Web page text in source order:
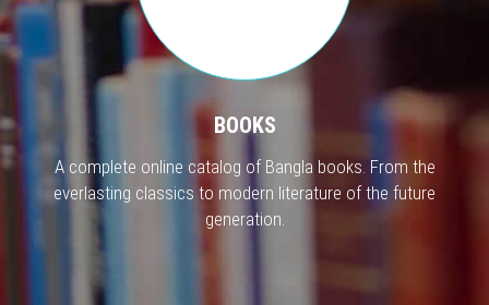
BOOKS
A complete online catalog of Bangla books. From the
everlasting classics to modern literature of the future
generation.